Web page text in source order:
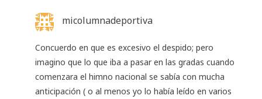
micolumnadeportiva
Concuerdo en que es excesivo el despido; pero
imagino que lo que iba a pasar en las gradas cuando
comenzara el himno nacional se sabía con mucha
anticipación ( o al menos yo lo había leído en varios